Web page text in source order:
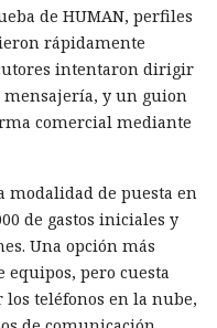
interrupciones
Si la
el borrado del
su estado y
de salto errónea.
Lake Refresh y
y en AMD Zen 2
técnica Inception. En
ataque no produjo tales
en cuatro
de HUMAN, perfiles
rápidamente
intentaron dirigir
mensajería, y un guion
comercial mediante
modalidad de puesta en
de gastos iniciales y
Una opción más
pero cuesta
los teléfonos en la nube,